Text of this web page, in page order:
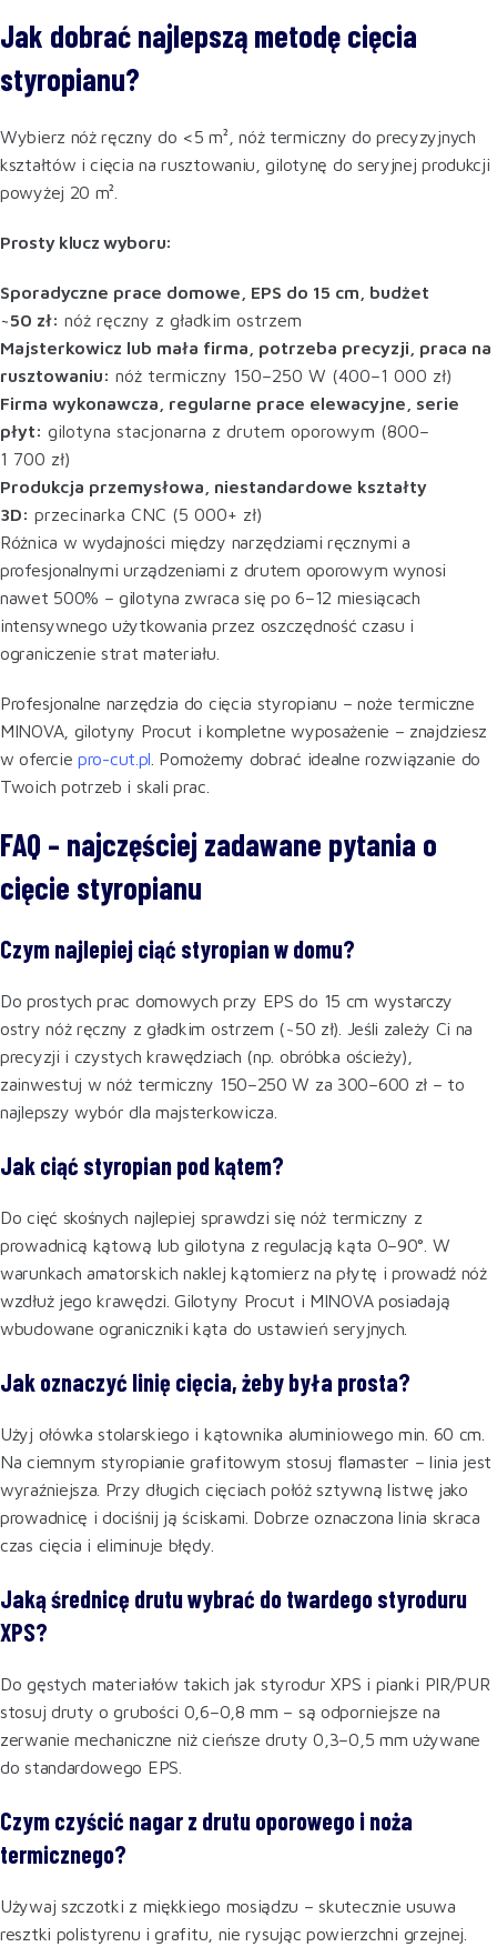
Jak dobrać najlepszą metodę cięcia
styropianu?
Wybierz nóż ręczny do <5 m², nóż termiczny do precyzyjnych
kształtów i cięcia na rusztowaniu, gilotynę do seryjnej produkcji
powyżej 20 m².
Prosty klucz wyboru:
Sporadyczne prace domowe, EPS do 15 cm, budżet
~50 zł: nóż ręczny z gładkim ostrzem
Majsterkowicz lub mała firma, potrzeba precyzji, praca na
rusztowaniu: nóż termiczny 150–250 W (400–1 000 zł)
Firma wykonawcza, regularne prace elewacyjne, serie
płyt: gilotyna stacjonarna z drutem oporowym (800–
1 700 zł)
Produkcja przemysłowa, niestandardowe kształty
3D: przecinarka CNC (5 000+ zł)
Różnica w wydajności między narzędziami ręcznymi a
profesjonalnymi urządzeniami z drutem oporowym wynosi
nawet 500% – gilotyna zwraca się po 6–12 miesiącach
intensywnego użytkowania przez oszczędność czasu i
ograniczenie strat materiału.
Profesjonalne narzędzia do cięcia styropianu – noże termiczne
MINOVA, gilotyny Procut i kompletne wyposażenie – znajdziesz
w ofercie pro-cut.pl . Pomożemy dobrać idealne rozwiązanie do
Twoich potrzeb i skali prac.
FAQ – najczęściej zadawane pytania o
cięcie styropianu
Czym najlepiej ciąć styropian w domu?
Do prostych prac domowych przy EPS do 15 cm wystarczy
ostry nóż ręczny z gładkim ostrzem (~50 zł). Jeśli zależy Ci na
precyzji i czystych krawędziach (np. obróbka ościeży),
zainwestuj w nóż termiczny 150–250 W za 300–600 zł – to
najlepszy wybór dla majsterkowicza.
Jak ciąć styropian pod kątem?
Do cięć skośnych najlepiej sprawdzi się nóż termiczny z
prowadnicą kątową lub gilotyna z regulacją kąta 0–90°. W
warunkach amatorskich naklej kątomierz na płytę i prowadź nóż
wzdłuż jego krawędzi. Gilotyny Procut i MINOVA posiadają
wbudowane ograniczniki kąta do ustawień seryjnych.
Jak oznaczyć linię cięcia, żeby była prosta?
Użyj ołówka stolarskiego i kątownika aluminiowego min. 60 cm.
Na ciemnym styropianie grafitowym stosuj flamaster – linia jest
wyraźniejsza. Przy długich cięciach połóż sztywną listwę jako
prowadnicę i dociśnij ją ściskami. Dobrze oznaczona linia skraca
czas cięcia i eliminuje błędy.
Jaką średnicę drutu wybrać do twardego styroduru
XPS?
Do gęstych materiałów takich jak styrodur XPS i pianki PIR/PUR
stosuj druty o grubości 0,6–0,8 mm – są odporniejsze na
zerwanie mechaniczne niż cieńsze druty 0,3–0,5 mm używane
do standardowego EPS.
Czym czyścić nagar z drutu oporowego i noża
termicznego?
Używaj szczotki z miękkiego mosiądzu – skutecznie usuwa
resztki polistyrenu i grafitu, nie rysując powierzchni grzejnej.